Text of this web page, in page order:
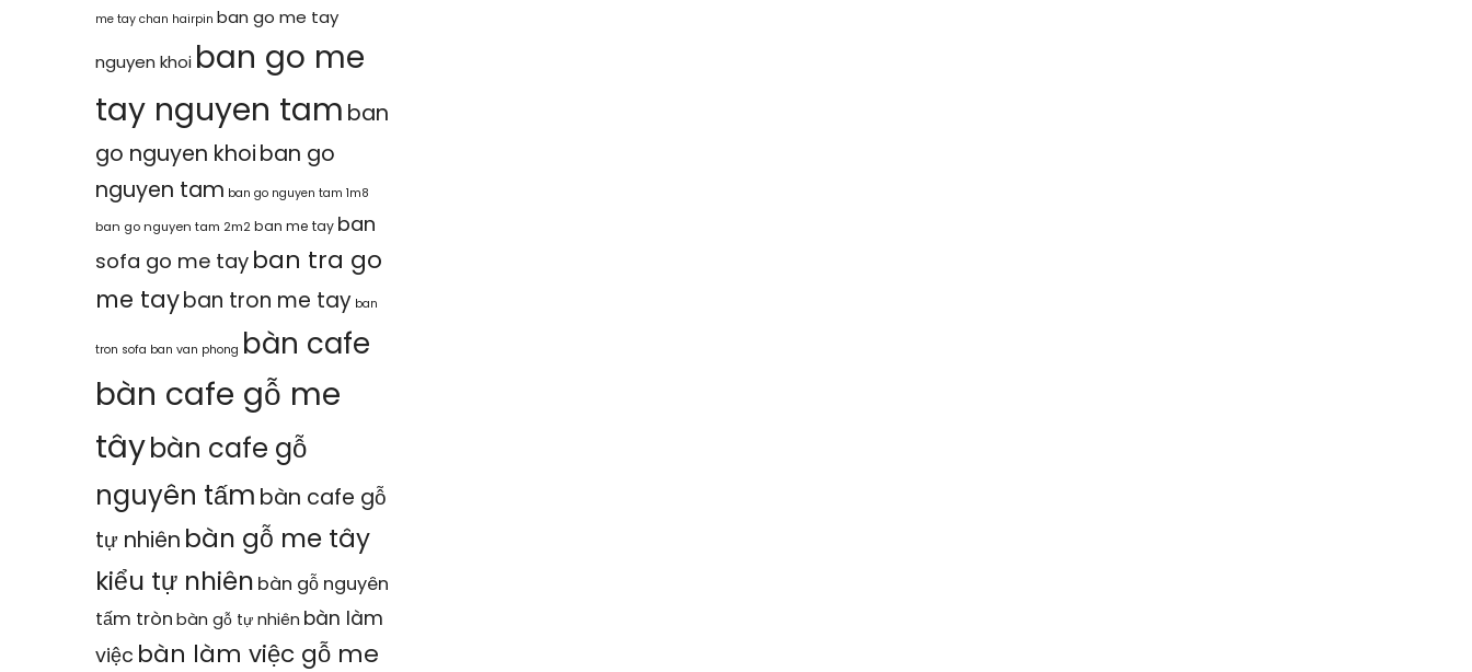
me tay chan hairpin ban go me tay
nguyen khoi ban go me
tay nguyen tam ban
go nguyen khoiban go
nguyen tam ban go nguyen tam 1m8
ban go nguyen tam 2m2ban me tay ban
sofa go me tay ban tra go
me tayban tron me tay ban
tron sofa ban van phong bàn cafe
bàn cafe gỗ me
tâybàn cafe gỗ
nguyên tấm bàn cafe gỗ
tự nhiên bàn gỗ me tây
kiểu tự nhiên bàn gỗ nguyên
tấm tròn bàn gỗ tự nhiên bàn làm
việc bàn làm việc gỗ me